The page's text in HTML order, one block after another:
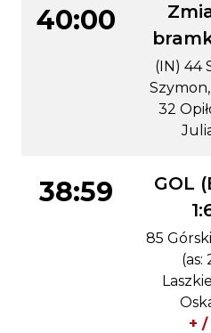
40:00
(IN) 44
32
38:59
GOL
85
(as:
+ /